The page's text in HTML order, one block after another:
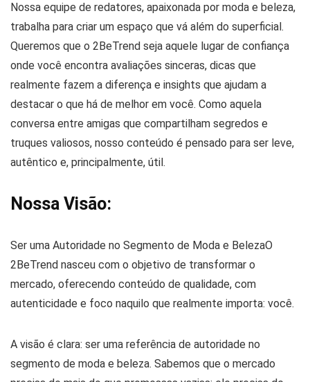
Nossa equipe de redatores, apaixonada por moda e beleza,
trabalha para criar um espaço que vá além do superficial.
Queremos que o 2BeTrend seja aquele lugar de confiança
onde você encontra avaliações sinceras, dicas que
realmente fazem a diferença e insights que ajudam a
destacar o que há de melhor em você. Como aquela
conversa entre amigas que compartilham segredos e
truques valiosos, nosso conteúdo é pensado para ser leve,
autêntico e, principalmente, útil.
Nossa Visão:
Ser uma Autoridade no Segmento de Moda e BelezaO
2BeTrend nasceu com o objetivo de transformar o
mercado, oferecendo conteúdo de qualidade, com
autenticidade e foco naquilo que realmente importa: você.
A visão é clara: ser uma referência de autoridade no
segmento de moda e beleza. Sabemos que o mercado